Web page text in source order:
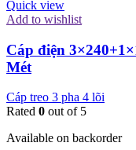
Quick view
Add to wishlist
Cáp điện
Mét
Cáp treo 3 pha 4 lõi
Rated 0 out of 5
Available on backorder